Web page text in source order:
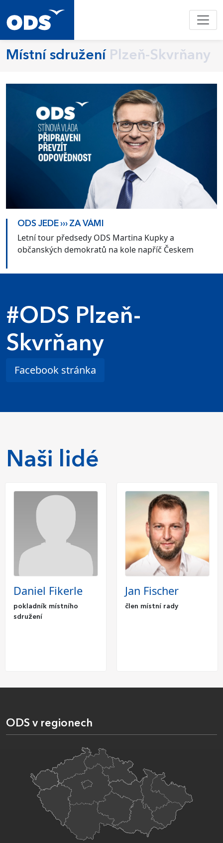
Místní sdružení Plzeň-Skvrňany
ODS JEDE ››› ZA VÁMI
Letní tour předsedy ODS Martina Kupky a
občanských demokratů na kole napříč Českem
#ODS Plzeň-
Skvrňany
Facebook stránka
Naši lidé
Daniel Fikerle
pokladník místního
sdružení
Jan Fischer
člen místní rady
ODS v regionech